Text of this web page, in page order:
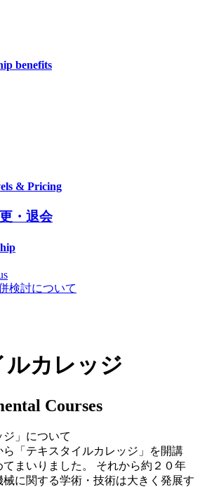
benefits
& Pricing
・退会
検討について
カレッジ
Courses
ジ」について
「テキスタイルカレッジ」を開講
てまいりました。 それから約２０年
に関する学術・技術は大きく発展す